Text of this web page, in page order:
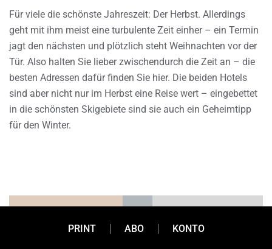
Für viele die schönste Jahreszeit: Der Herbst. Allerdings
geht mit ihm meist eine turbulente Zeit einher – ein Termin
jagt den nächsten und plötzlich steht Weihnachten vor der
Tür. Also halten Sie lieber zwischendurch die Zeit an – die
besten Adressen dafür finden Sie hier. Die beiden Hotels
sind aber nicht nur im Herbst eine Reise wert – eingebettet
in die schönsten Skigebiete sind sie auch ein Geheimtipp
für den Winter.
PRINT ABO KONTO